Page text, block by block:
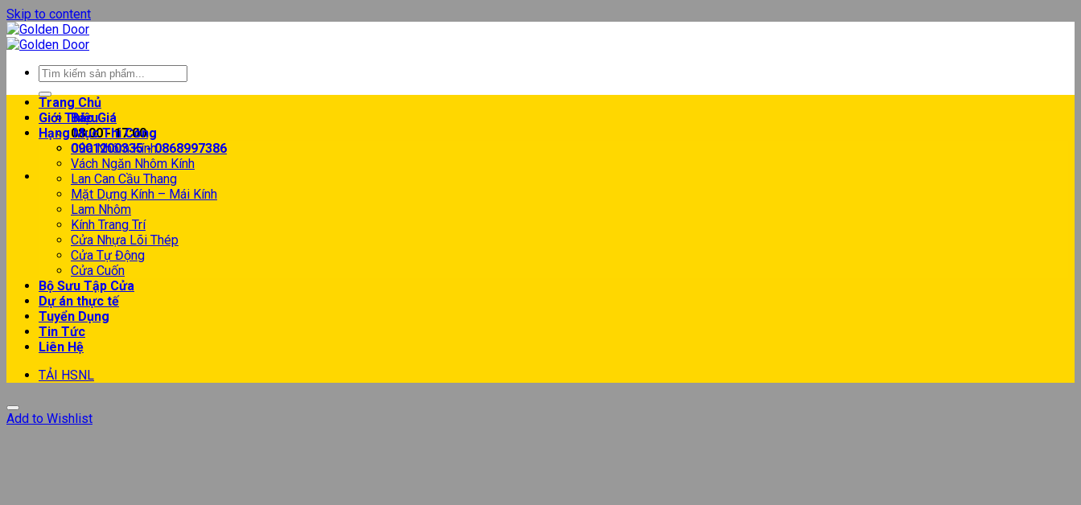
Skip to content
Báo Giá
08:00 - 17:00
0901200335 - 0868997386
Trang Chủ
Giới Thiệu
Hạng Mục Thi Công
Cửa Nhôm Kính
Vách Ngăn Nhôm Kính
Lan Can Cầu Thang
Mặt Dựng Kính – Mái Kính
Lam Nhôm
Kính Trang Trí
Cửa Nhựa Lõi Thép
Cửa Tự Động
Cửa Cuốn
Bộ Sưu Tập Cửa
Dự án thực tế
Tuyển Dụng
Tin Tức
Liên Hệ
TẢI HSNL
Add to Wishlist